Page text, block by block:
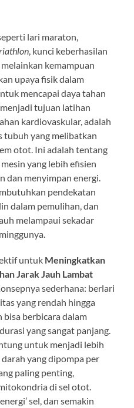
lari maraton,
, kunci keberhasilan
kemampuan
upaya fisik dalam
mencapai daya tahan
menjadi tujuan latihan
kardiovaskular, adalah
tubuh yang melibatkan
otot. Ini adalah tentang
yang lebih efisien
dan menyimpan energi.
pendekatan
dalam pemulihan, dan
melampaui sekadar
untuk Meningkatkan
Jarak Jauh Lambat
sederhana: berlari
yang rendah hingga
bisa berbicara dalam
yang sangat panjang.
untuk menjadi lebih
yang dipompa per
paling penting,
di sel otot.
sel, dan semakin